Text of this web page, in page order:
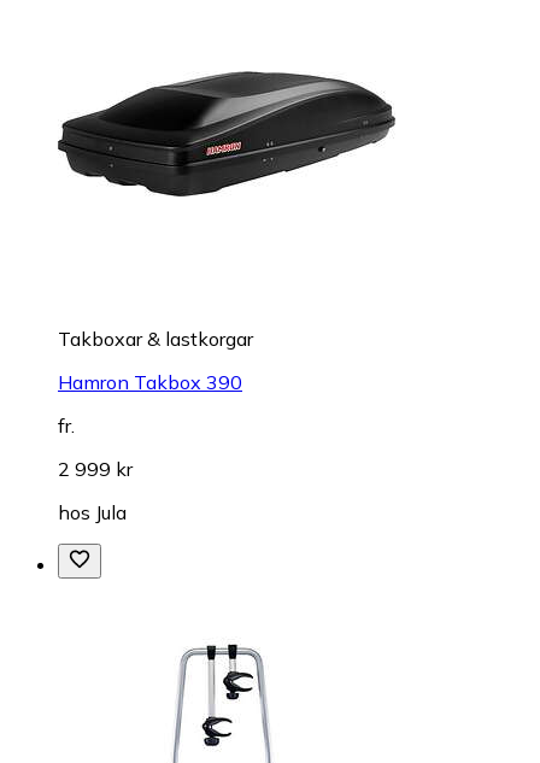
Takboxar & lastkorgar
Hamron Takbox 390
fr.
2 999 kr
hos Jula